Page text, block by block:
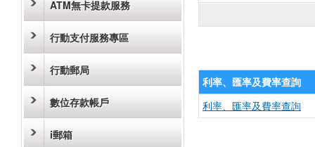
ATM無卡提款服務
行動支付服務專區
行動郵局
數位存款帳戶
i郵箱
利率、匯率及費率查詢
利率、匯率及費率查詢